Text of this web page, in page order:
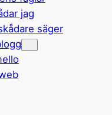
jag
säger